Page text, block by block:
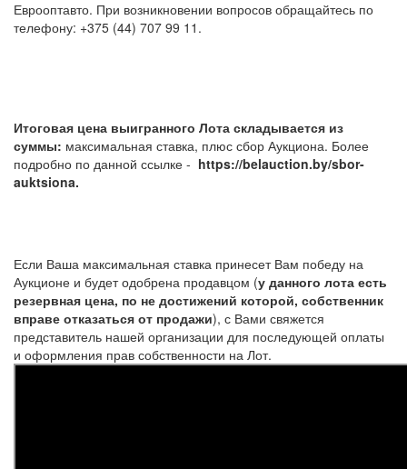
Еврооптавто. При возникновении вопросов обращайтесь по
телефону: +375 (44) 707 99 11.
Итоговая цена выигранного Лота складывается из
суммы: максимальная ставка, плюс сбор Аукциона. Более
подробно по данной ссылке - https://belauction.by/sbor-
auktsiona.
Если Ваша максимальная ставка принесет Вам победу на
Аукционе и будет одобрена продавцом (у данного лота есть
резервная цена, по не достижений которой, собственник
вправе отказаться от продажи), с Вами свяжется
представитель нашей организации для последующей оплаты
и оформления прав собственности на Лот.